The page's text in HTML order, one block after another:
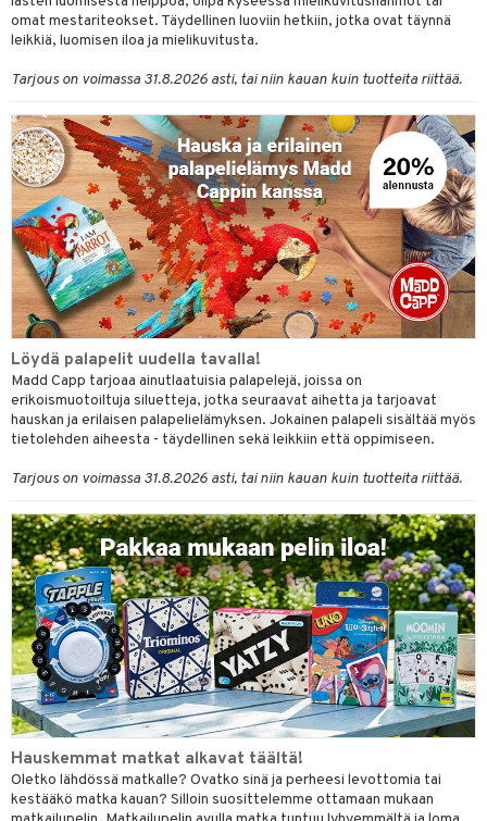
omat mestariteokset. Täydellinen luoviin hetkiin, jotka ovat täynnä
leikkiä, luomisen iloa ja mielikuvitusta.
Tarjous on voimassa 31.8.2026 asti, tai niin kauan kuin tuotteita riittää.
Löydä palapelit uudella tavalla!
Madd Capp tarjoaa ainutlaatuisia palapelejä, joissa on
erikoismuotoiltuja siluetteja, jotka seuraavat aihetta ja tarjoavat
hauskan ja erilaisen palapelielämyksen. Jokainen palapeli sisältää myös
tietolehden aiheesta - täydellinen sekä leikkiin että oppimiseen.
Tarjous on voimassa 31.8.2026 asti, tai niin kauan kuin tuotteita riittää.
Hauskemmat matkat alkavat täältä!
Oletko lähdössä matkalle? Ovatko sinä ja perheesi levottomia tai
kestääkö matka kauan? Silloin suosittelemme ottamaan mukaan
Minecraft
Spidey
Super Heroes
Love
Prinsessat
Potter
Kitty
Lehmä
Patrol
Pitkätossu
Possu
Mario
lelut
vaatteet
& Tarvikkeet
& helistimet